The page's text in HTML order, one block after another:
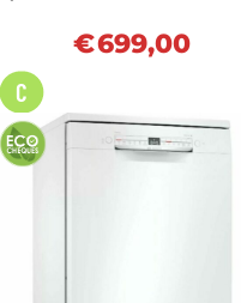
€699,00
C